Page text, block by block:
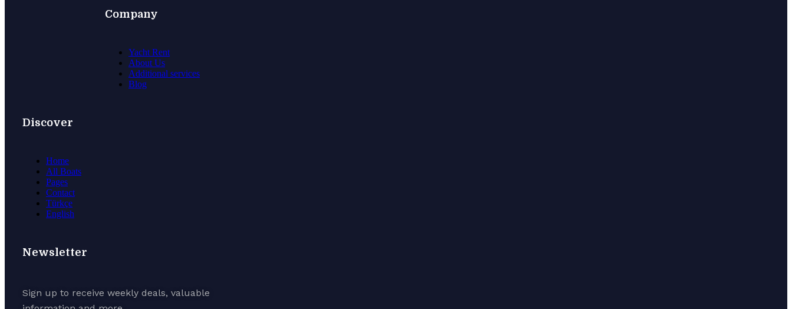
Company
Yacht Rent
About Us
Additional services
Blog
Discover
Home
All Boats
Pages
Contact
Türkçe
English
Newsletter
Sign up to receive weekly deals, valuable